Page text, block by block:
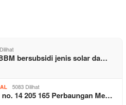
bersubsidi jenis solar da…
5083 Dilihat
14 205 165 Perbaungan Me…